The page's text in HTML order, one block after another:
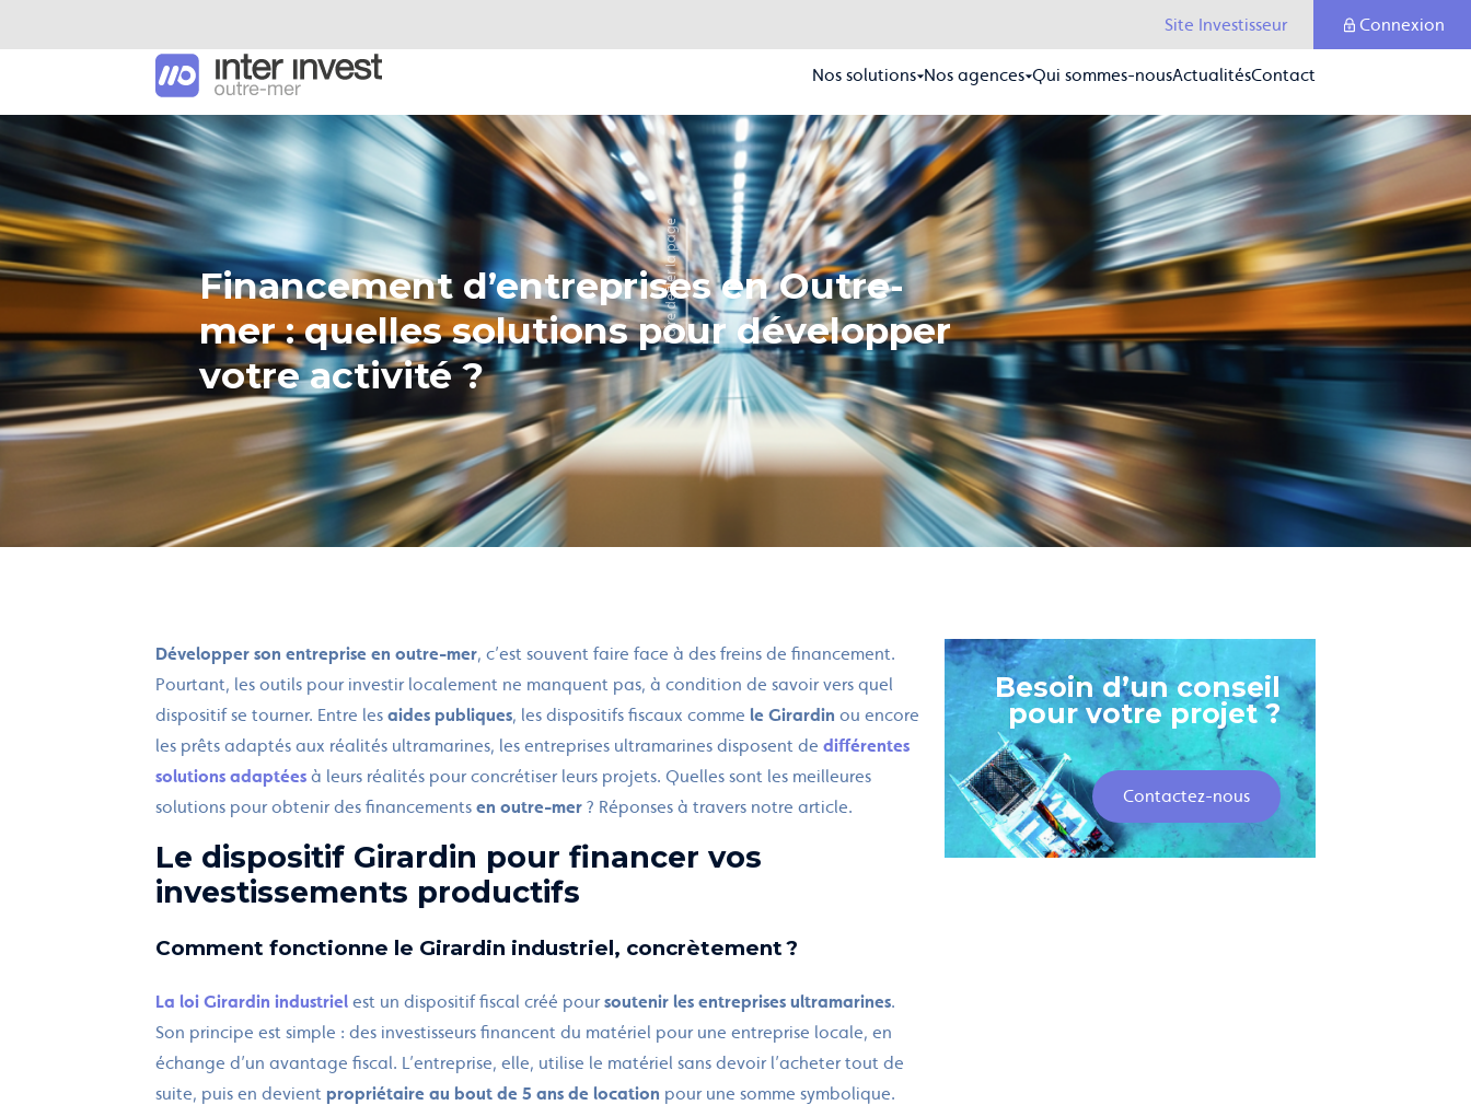
Site Investisseur Connexion
Nos solutions Nos agences Qui sommes-nousActualitésContact
Financement d’entreprises en Outre-
mer : quelles solutions pour développer
votre activité ?
Faire défiler la page
Développer son entreprise en outre-mer, c’est souvent faire face à des freins de financement.
Pourtant, les outils pour investir localement ne manquent pas, à condition de savoir vers quel
dispositif se tourner. Entre les aides publiques, les dispositifs fiscaux comme le Girardin ou encore
les prêts adaptés aux réalités ultramarines, les entreprises ultramarines disposent de différentes
solutions adaptées à leurs réalités pour concrétiser leurs projets. Quelles sont les meilleures
solutions pour obtenir des financements en outre-mer ? Réponses à travers notre article.
Le dispositif Girardin pour financer vos
investissements productifs
Comment fonctionne le Girardin industriel, concrètement ?
La loi Girardin industriel est un dispositif fiscal créé poursoutenir les entreprises ultramarines.
Son principe est simple : des investisseurs financent du matériel pour une entreprise locale, en
échange d’un avantage fiscal. L’entreprise, elle, utilise le matériel sans devoir l’acheter tout de
suite, puis en devient propriétaire au bout de 5 ans de location pour une somme symbolique.
Besoin d’un conseil
pour votre projet ?
Contactez-nous